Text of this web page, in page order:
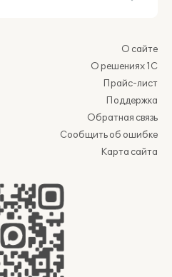
О сайте
О решениях 1С
Прайс-лист
Поддержка
Обратная связь
Сообщить об ошибке
Карта сайта